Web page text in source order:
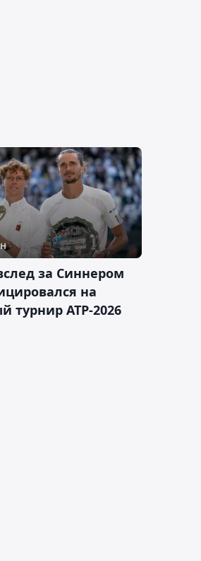
за Синнером
на
турнир ATP-2026